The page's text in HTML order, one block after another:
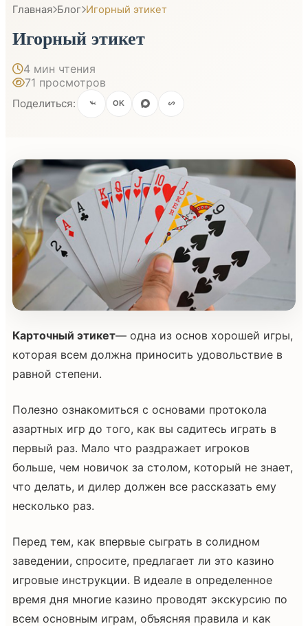
Главная Блог Игорный этикет
Игорный этикет
4 мин чтения
71 просмотров
Поделиться: OK
Карточный этикет— одна из основ хорошей игры,
которая всем должна приносить удовольствие в
равной степени.
Полезно ознакомиться с основами протокола
азартных игр до того, как вы садитесь играть в
первый раз. Мало что раздражает игроков
больше, чем новичок за столом, который не знает,
что делать, и дилер должен все рассказать ему
несколько раз.
Перед тем, как впервые сыграть в солидном
заведении, спросите, предлагает ли это казино
игровые инструкции. В идеале в определенное
время дня многие казино проводят экскурсию по
всем основным играм, объясняя правила и как